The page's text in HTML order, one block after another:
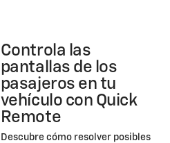
Controla las
pantallas de los
pasajeros en tu
vehículo con Quick
Remote
Descubre cómo resolver posibles